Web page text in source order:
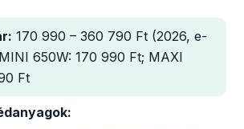
170 990 – 360 790 Ft (2026, e-
650W: 170 990 Ft; MAXI
Ft